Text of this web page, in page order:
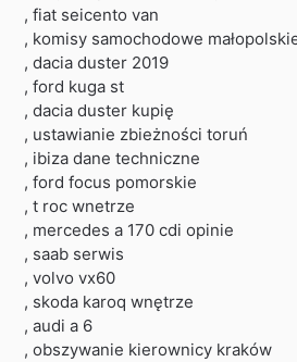
, fiat seicento van
, komisy samochodowe
, dacia duster 2019
, ford kuga st
, dacia duster kupię
, ustawianie zbieżności toruń
, ibiza dane techniczne
, ford focus pomorskie
, t roc wnetrze
, mercedes a 170 cdi opinie
, saab serwis
, volvo vx60
, skoda karoq wnętrze
, audi a 6
, obszywanie kierownicy kraków